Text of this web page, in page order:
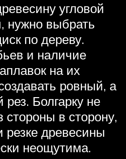
угловой
выбрать
по дереву.
и наличие
на их
ровный, а
рез. Болгарку не
стороны в сторону,
резке древесины
неощутима.